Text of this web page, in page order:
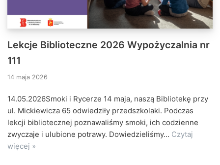
Lekcje Biblioteczne 2026 Wypożyczalnia nr
111
14 maja 2026
14.05.2026Smoki i Rycerze 14 maja, naszą Bibliotekę przy
ul. Mickiewicza 65 odwiedziły przedszkolaki. Podczas
lekcji bibliotecznej poznawaliśmy smoki, ich codzienne
zwyczaje i ulubione potrawy. Dowiedzieliśmy… Czytaj
więcej »